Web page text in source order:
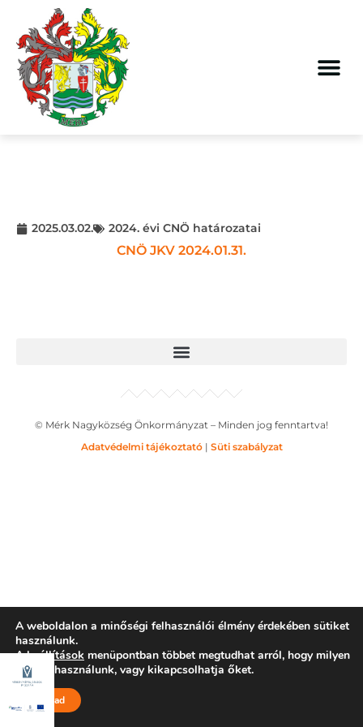
2025.03.02. 2024. évi CNÖ határozatai
CNÖ JKV 2024.01.31.
© Mérk Nagyközség Önkormányzat – Minden jog fenntartva!
Adatvédelmi tájékoztató| Süti szabályzat
A weboldalon a minőségi felhasználói élmény érdekében sütiket
használunk.
Abeállítások menüpontban többet megtudhat arról, hogy milyen
sütiket használunk, vagy kikapcsolhatja őket.
Elfogad